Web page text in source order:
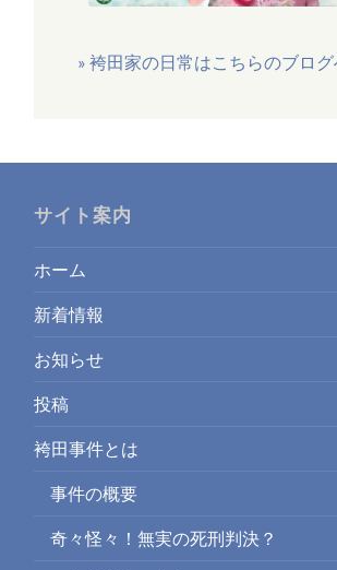
» 袴田家の日常はこちらのブログ
サイト案内
ホーム
新着情報
お知らせ
投稿
袴田事件とは
事件の概要
奇々怪々！無実の死刑判決？